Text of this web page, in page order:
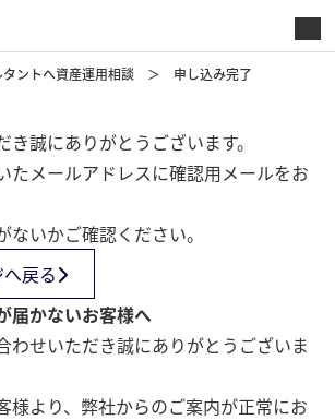
ントへ資産運用相談 申し込み完了
き誠にありがとうございます。
たメールアドレスに確認用メールをお
ないかご確認ください。
戻る
届かないお客様へ
わせいただき誠にありがとうございま
様より、弊社からのご案内が正常にお